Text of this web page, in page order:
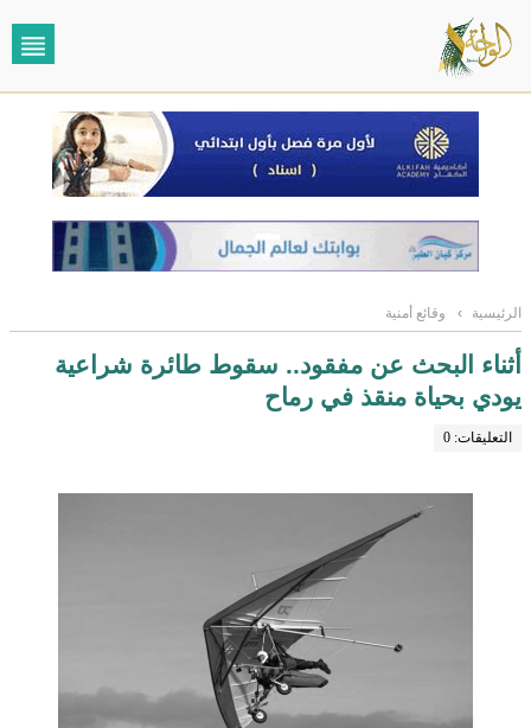
الرئيسية › وقائع أمنية
أثناء البحث عن مفقود.. سقوط طائرة شراعية
يودي بحياة منقذ في رماح
التعليقات: 0